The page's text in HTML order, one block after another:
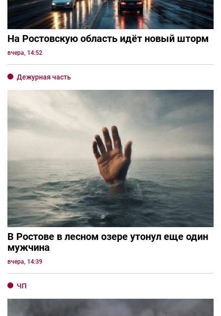
На Ростовскую область идёт новый шторм
вчера, 14:52
Дежурная часть
В Ростове в лесном озере утонул еще один
мужчина
вчера, 14:39
ЧП